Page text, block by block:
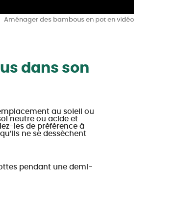
Aménager des bambous en pot en vidéo
dans son
au soleil ou
neutre ou acide et
les de préférence à
ne se dessèchent
pendant une demi-